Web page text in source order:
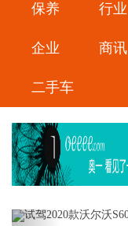
保养 行业
企业 商讯
二手车
Previous